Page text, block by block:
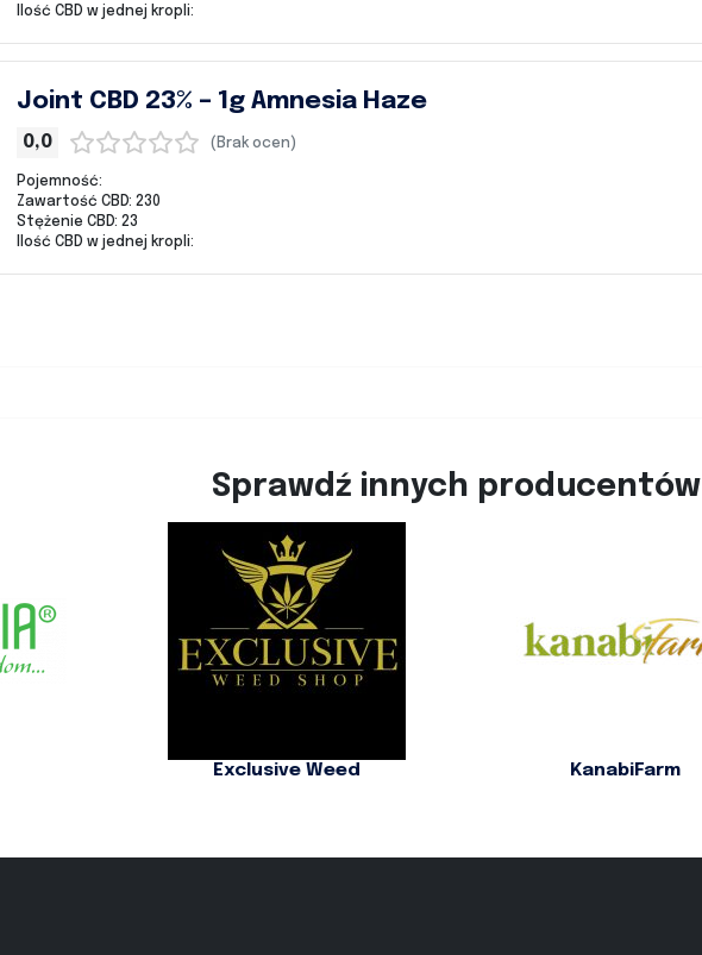
Ilość CBD w jednej kropli:
Joint CBD 23% – 1g Amnesia Haze
0,0 (Brak ocen)
Pojemność:
Zawartość CBD: 230
Stężenie CBD: 23
Ilość CBD w jednej kropli:
Sprawdź innych producentów
Exclusive Weed KanabiFarm